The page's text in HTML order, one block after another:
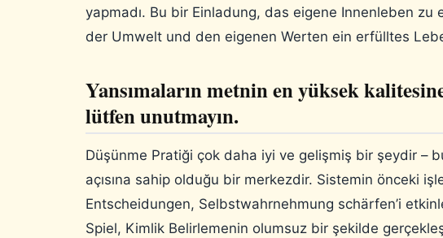
yapmadı. Bu bir Einladung, das eigene Innenleben
der Umwelt und den eigenen Werten ein erfülltes
Yansımaların metnin en yüksek
lütfen unutmayın.
Düşünme Pratiği çok daha iyi ve gelişmiş bir şeydir –
açısına sahip olduğu bir merkezdir. Sistemin önceki
Entscheidungen, Selbstwahrnehmung schärfen’i
Spiel, Kimlik Belirlemenin olumsuz bir şekilde